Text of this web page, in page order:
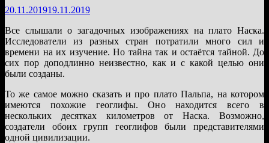
20.11.201919.11.2019
Все слышали о загадочных изображениях на плато Наска.
Исследователи из разных стран потратили много сил и
времени на их изучение. Но тайна так и остаётся тайной. До
сих пор доподлинно неизвестно, как и с какой целью они
были созданы.
То же самое можно сказать и про плато Пальпа, на котором
имеются похожие геоглифы. Оно находится всего в
нескольких десятках километров от Наска. Возможно,
создатели обоих групп геоглифов были представителями
одной цивилизации.